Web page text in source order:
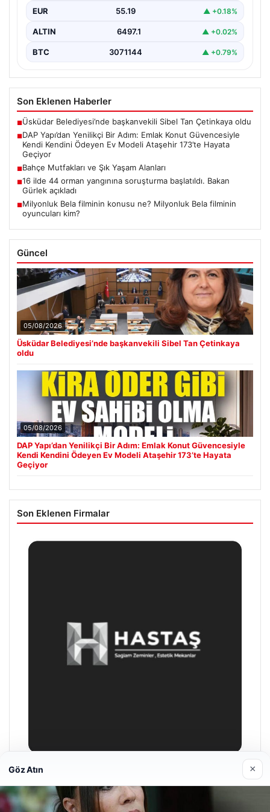
Gayrimenkul sektöründe prestijli ve yenilikçi
projeleriyle tanınan DAP Gayrimenkul Geliştirme, dikkat
çekici bir adım…
EUR 55.19 ▲ +0.18%
ALTIN 6497.1 ▲ +0.02%
BTC 3071144 ▲ +0.79%
Son Eklenen Haberler
■Üsküdar Belediyesi’nde başkanvekili Sibel Tan Çetinkaya oldu
■DAP Yapı’dan Yenilikçi Bir Adım: Emlak Konut Güvencesiyle
Kendi Kendini Ödeyen Ev Modeli Ataşehir 173’te Hayata
Geçiyor
■Bahçe Mutfakları ve Şık Yaşam Alanları
■16 ilde 44 orman yangınına soruşturma başlatıldı. Bakan
Gürlek açıkladı
■Milyonluk Bela filminin konusu ne? Milyonluk Bela filminin
oyuncuları kim?
Güncel
05/08/2026
Üsküdar Belediyesi’nde başkanvekili Sibel Tan Çetinkaya
oldu
05/08/2026
DAP Yapı’dan Yenilikçi Bir Adım: Emlak Konut Güvencesiyle
Kendi Kendini Ödeyen Ev Modeli Ataşehir 173’te Hayata
Geçiyor
Son Eklenen Firmalar
28/04/2026
Göz Atın ×